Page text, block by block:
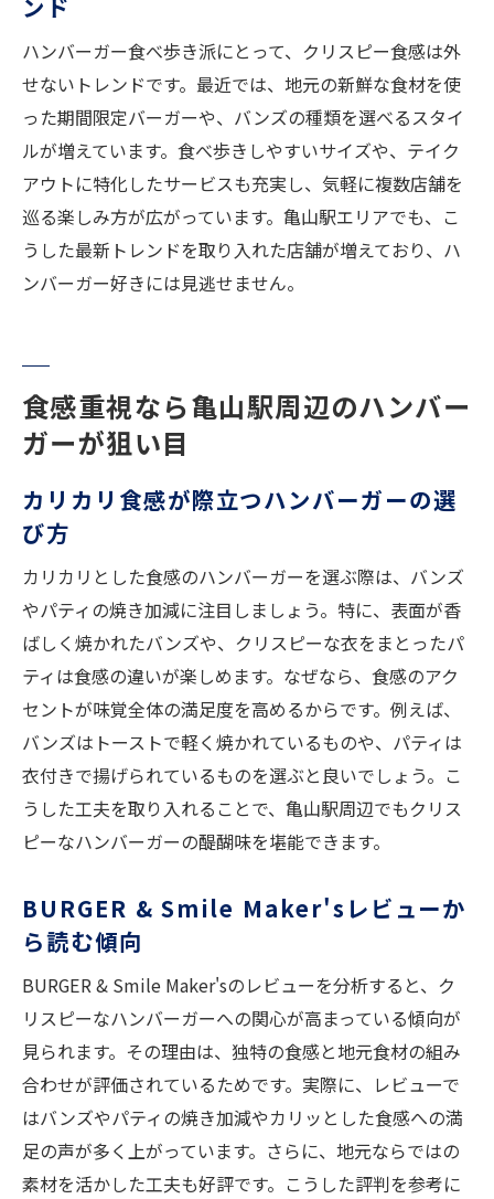
グ
鈴鹿エリアのハンバーガー食べ歩きガイド
ハンバーガー好き必見！亀山駅エリアの最新情
報
亀山駅エリアで話題のハンバーガー最前線
新オープン店と人気ハンバーガー徹底比較
写真で選ぶハンバーガーの魅力と楽しみ方
方法
クリスピー食感が魅力の最新ハンバーガー
動向
ンド
ハンバーガー食べ歩き派にとって、クリスピー食感は外
せないトレンドです。最近では、地元の新鮮な食材を使
った期間限定バーガーや、バンズの種類を選べるスタイ
ルが増えています。食べ歩きしやすいサイズや、テイク
アウトに特化したサービスも充実し、気軽に複数店舗を
巡る楽しみ方が広がっています。亀山駅エリアでも、こ
うした最新トレンドを取り入れた店舗が増えており、ハ
ンバーガー好きには見逃せません。
食感重視なら亀山駅周辺のハンバー
ガーが狙い目
カリカリ食感が際立つハンバーガーの選
び方
カリカリとした食感のハンバーガーを選ぶ際は、バンズ
やパティの焼き加減に注目しましょう。特に、表面が香
ばしく焼かれたバンズや、クリスピーな衣をまとったパ
ティは食感の違いが楽しめます。なぜなら、食感のアク
セントが味覚全体の満足度を高めるからです。例えば、
バンズはトーストで軽く焼かれているものや、パティは
衣付きで揚げられているものを選ぶと良いでしょう。こ
うした工夫を取り入れることで、亀山駅周辺でもクリス
ピーなハンバーガーの醍醐味を堪能できます。
BURGER & Smile Maker'sレビューか
ら読む傾向
BURGER & Smile Maker'sのレビューを分析すると、ク
リスピーなハンバーガーへの関心が高まっている傾向が
見られます。その理由は、独特の食感と地元食材の組み
合わせが評価されているためです。実際に、レビューで
はバンズやパティの焼き加減やカリッとした食感への満
足の声が多く上がっています。さらに、地元ならではの
素材を活かした工夫も好評です。こうした評判を参考に